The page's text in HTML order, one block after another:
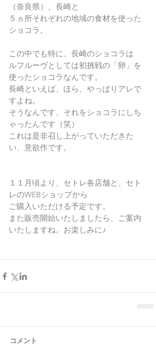
（奈良県）、長崎と
５ヵ所それぞれの地域の食材を使った
ショコラ。
この中でも特に、長崎のショコラは
ルフルーヴとしては初挑戦の「卵」を
使ったショコラなんです。
長崎といえば、ほら、やっぱりアレで
すよね。
そうなんです、それをショコラにしち
ゃったんです（笑）
これは是非召し上がっていただきた
い、意欲作です。
１１月頃より、セトレ各店舗と、セト
レのWEBショップから
ご購入いただける予定です。
また販売開始いたしましたら、ご案内
いたしますね。お楽しみに♪
コメント